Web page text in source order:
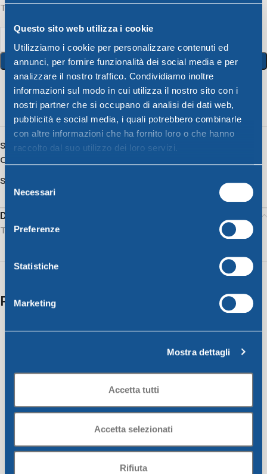
Questo sito web utilizza i cookie
Utilizziamo i cookie per personalizzare contenuti ed
annunci, per fornire funzionalità dei social media e per
analizzare il nostro traffico. Condividiamo inoltre
informazioni sul modo in cui utilizza il nostro sito con i
nostri partner che si occupano di analisi dei dati web,
pubblicità e social media, i quali potrebbero combinarle
con altre informazioni che ha fornito loro o che hanno
raccolto dal suo utilizzo dei loro servizi.
Selezione
delNecessari
Preferenze
Statistiche
Marketing
Mostra dettagli
Accetta tutti
Accetta selezionati
Rifiuta
Tools box L BRICO
Add To Cart
3 People watching this product now!
SKU:854901048
Category:
Share:
Description
Tools box L BRICO
Related products